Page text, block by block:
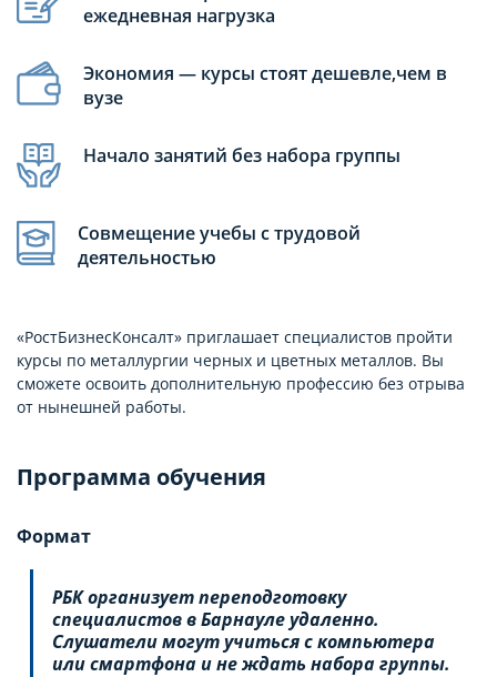
ежедневная нагрузка
Экономия — курсы стоят дешевле,чем в
вузе
Начало занятий без набора группы
Совмещение учебы с трудовой
деятельностью
«РостБизнесКонсалт» приглашает специалистов пройти
курсы по металлургии черных и цветных металлов. Вы
сможете освоить дополнительную профессию без отрыва
от нынешней работы.
Программа обучения
Формат
РБК организует переподготовку
специалистов в Барнауле удаленно.
Слушатели могут учиться с компьютера
или смартфона и не ждать набора группы.